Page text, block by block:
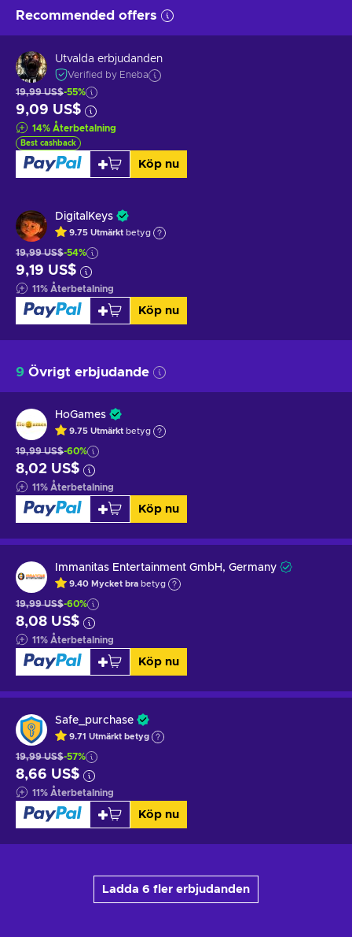
Recommended offers
Utvalda erbjudanden
Verified by Eneba
19,99 US$-55%
9,09 US$
14% Återbetalning
Best cashback
Köp nu
DigitalKeys
9.75 Utmärkt betyg
19,99 US$-54%
9,19 US$
11% Återbetalning
Köp nu
9 Övrigt erbjudande
HoGames
9.75 Utmärkt betyg
19,99 US$-60%
8,02 US$
11% Återbetalning
Köp nu
Immanitas Entertainment GmbH, Germany
9.40 Mycket bra betyg
19,99 US$-60%
8,08 US$
11% Återbetalning
Köp nu
Safe_purchase
9.71 Utmärkt betyg
19,99 US$-57%
8,66 US$
11% Återbetalning
Köp nu
Ladda 6 fler erbjudanden